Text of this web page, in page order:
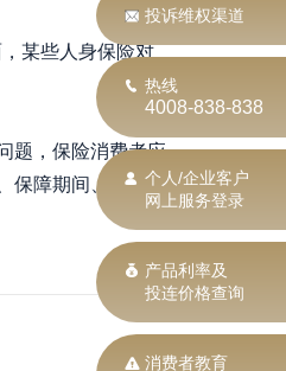
某些人身保险对
题，保险消费者应
保障期间、保障范
投诉维权渠道
热线
4008-838-838
个人/企业客户
网上服务登录
产品利率及
投连价格查询
消费者教育